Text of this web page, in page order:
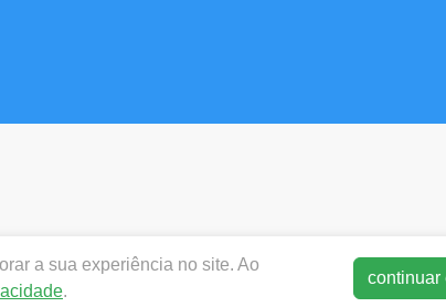
| MX3 Group LTDA | 25.940.099/0001-
a sua experiência no site. Ao
.
continuar